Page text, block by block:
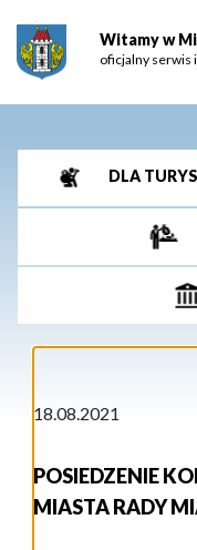
Witamy w
oficjalny serwis
DLA
18.08.2021
POSIEDZENIE
MIASTA RADY